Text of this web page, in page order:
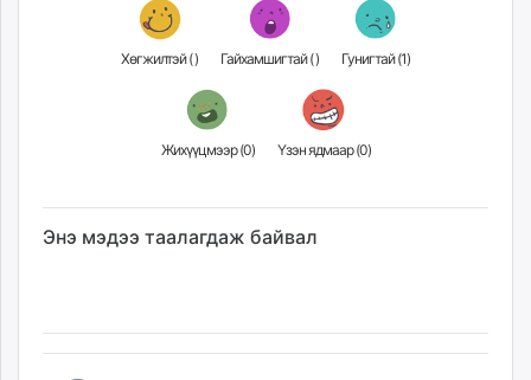
unegui.mn
assa.mn
paparazzi.mn
Хөгжилтэй () Гайхамшигтай () Гунигтай (1)
Жихүүцмээр (0) Үзэн ядмаар (0)
Энэ мэдээ таалагдаж байвал